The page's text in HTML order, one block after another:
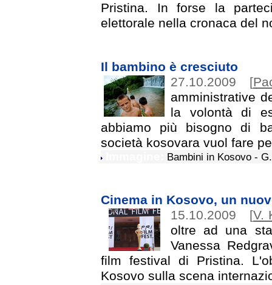
Pristina. In forse la
elettorale nella cronaca del
Il bambino è cresciuto
27.10.2009
[
amministrative
la volontà di
abbiamo più bisogno di
società kosovara vuol fare
Bambini in Kosovo -
Cinema in Kosovo, un
15.10.2009
[V.
oltre ad una
Vanessa
film festival di Pristina.
Kosovo sulla scena